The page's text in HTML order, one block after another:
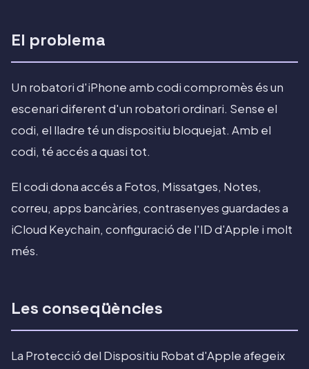
El problema
Un robatori d'iPhone amb codi compromès és un
escenari diferent d'un robatori ordinari. Sense el
codi, el lladre té un dispositiu bloquejat. Amb el
codi, té accés a quasi tot.
El codi dona accés a Fotos, Missatges, Notes,
correu, apps bancàries, contrasenyes guardades a
iCloud Keychain, configuració de l'ID d'Apple i molt
més.
Les conseqüències
La Protecció del Dispositiu Robat d'Apple afegeix